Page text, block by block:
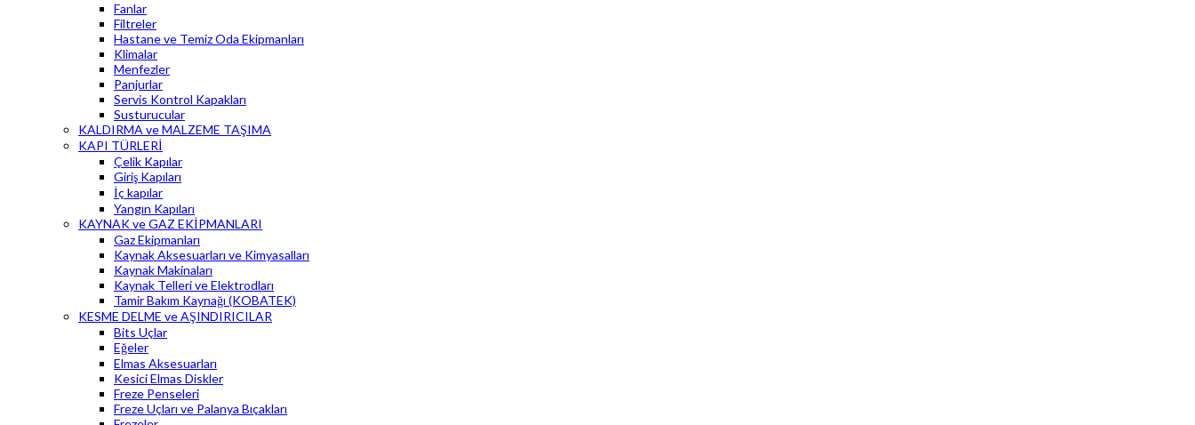
Fanlar
Filtreler
Hastane ve Temiz Oda Ekipmanları
Klimalar
Menfezler
Panjurlar
Servis Kontrol Kapakları
Susturucular
KALDIRMA ve MALZEME TAŞIMA
KAPI TÜRLERİ
Çelik Kapılar
Giriş Kapıları
İç kapılar
Yangın Kapıları
KAYNAK ve GAZ EKİPMANLARI
Gaz Ekipmanları
Kaynak Aksesuarları ve Kimyasalları
Kaynak Makinaları
Kaynak Telleri ve Elektrodları
Tamir Bakım Kaynağı (KOBATEK)
KESME DELME ve AŞINDIRICILAR
Bits Uçlar
Eğeler
Elmas Aksesuarları
Kesici Elmas Diskler
Freze Penseleri
Freze Uçları ve Palanya Bıçakları